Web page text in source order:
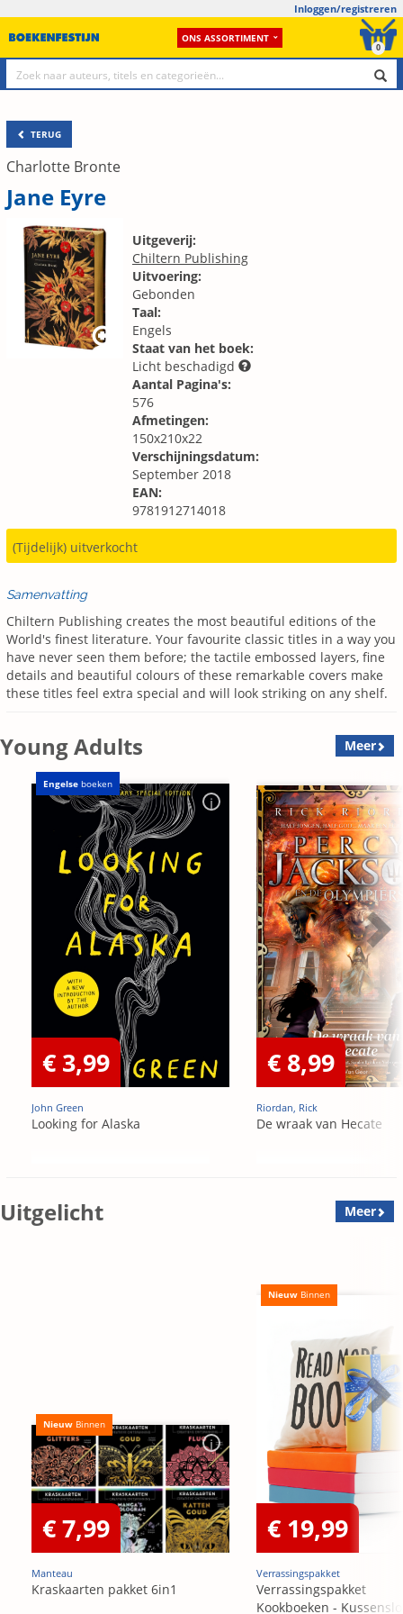
Inloggen/registreren
ONS ASSORTIMENT
0
TERUG
Charlotte Bronte
Jane Eyre
Uitgeverij:
Chiltern Publishing
Uitvoering:
Gebonden
Taal:
Engels
Staat van het boek:
Licht beschadigd
Aantal Pagina's:
576
Afmetingen:
150x210x22
Verschijningsdatum:
September 2018
EAN:
9781912714018
(Tijdelijk) uitverkocht
Samenvatting
Chiltern Publishing creates the most beautiful editions of the
World's finest literature. Your favourite classic titles in a way you
have never seen them before; the tactile embossed layers, fine
details and beautiful colours of these remarkable covers make
these titles feel extra special and will look striking on any shelf.
Young Adults Meer
Engelse boeken
€ 3,99
John Green
Looking for Alaska
€ 8,99
Riordan, Rick
De wraak van Hecate
Uitgelicht Meer
Nieuw Binnen
€ 7,99
Manteau
Kraskaarten pakket 6in1
Nieuw Binnen
€ 19,99
Verrassingspakket
Verrassingspakket
Kookboeken -